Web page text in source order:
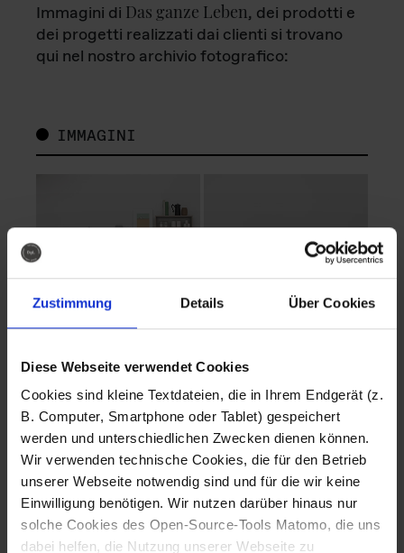
Zustimmung Details Über Cookies
Diese Webseite verwendet Cookies
Cookies sind kleine Textdateien, die in Ihrem Endgerät (z.
B. Computer, Smartphone oder Tablet) gespeichert
werden und unterschiedlichen Zwecken dienen können.
Wir verwenden technische Cookies, die für den Betrieb
unserer Webseite notwendig sind und für die wir keine
Einwilligung benötigen. Wir nutzen darüber hinaus nur
solche Cookies des Open-Source-Tools Matomo, die uns
dabei helfen, die Nutzung unserer Webseite zu
Immagini di Das ganze Leben, dei prodotti e
dei progetti realizzati dai clienti si trovano
qui nel nostro archivio fotografico:
IMMAGINI
Fotografo: Lorenz
Sternbach
Download
Fotografo: Lorenz
Sternbach
Download